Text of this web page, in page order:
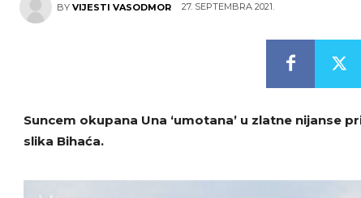
BY VIJESTI VASODMOR 27. SEPTEMBRA 2021.
Suncem okupana Una ‘umotana’ u zlatne nijanse
slika Bihaća.